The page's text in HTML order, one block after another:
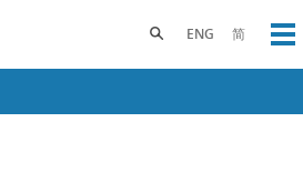
ENG 简
Toggle search panel